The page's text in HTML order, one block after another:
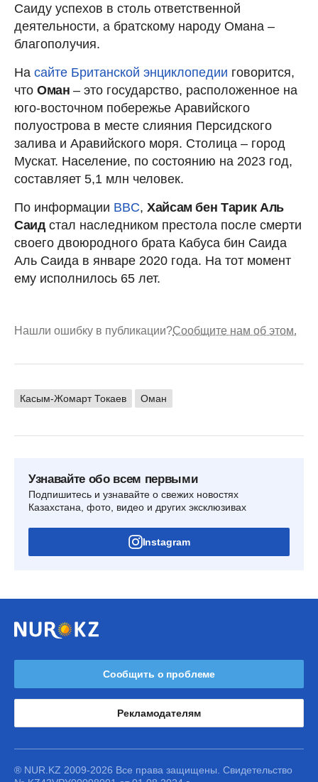
Саиду успехов в столь ответственной
деятельности, а братскому народу Омана –
благополучия.
На сайте Британской энциклопедии говорится,
что Оман– это государство, расположенное на
юго-восточном побережье Аравийского
полуострова в месте слияния Персидского
залива и Аравийского моря. Столица – город
Мускат. Население, по состоянию на 2023 год,
составляет 5,1 млн человек.
По информации BBC, Хайсам бен Тарик Аль
Саидстал наследником престола после смерти
своего двоюродного брата Кабуса бин Саида
Аль Саида в январе 2020 года. На тот момент
ему исполнилось 65 лет.
Нашли ошибку в публикации?Сообщите нам об этом.
Касым-Жомарт Токаев Оман
Узнавайте обо всем первыми
Подпишитесь и узнавайте о свежих новостях
Казахстана, фото, видео и других эксклюзивах
Instagram
Сообщить о проблеме
Рекламодателям
® NUR.KZ 2009-2026 Все права защищены. Свидетельство